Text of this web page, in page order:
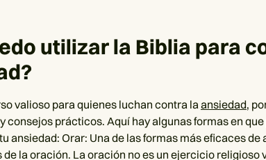
utilizar la Biblia para
valioso para quienes luchan contra laansiedad,
consejos prácticos. Aquí hay algunas formas en
ansiedad: Orar: Una de las formas más eficaces de
de la oración. La oración no es un ejercicio religioso